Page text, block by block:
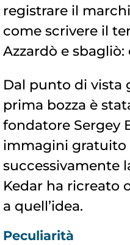
registrare il
come scrivere il
Azzardò e
Dal punto di vista
prima bozza è
fondatore Sergey
immagini gratuito
successivamente
Kedar ha ricreato
a quell’idea.
Peculiarità